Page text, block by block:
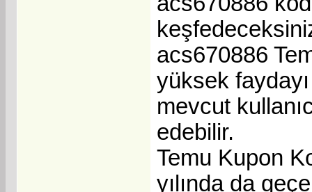
acs670886
yüksek
mevcut
edebilir.
Temu Kupon
yılında da